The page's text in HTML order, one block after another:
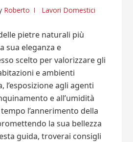
Roberto Lavori Domestici
pietre naturali più
sua eleganza e
scelto per valorizzare gli
e ambienti
l’esposizione agli agenti
e all’umidità
l’annerimento della
la sua bellezza
guida, troverai consigli